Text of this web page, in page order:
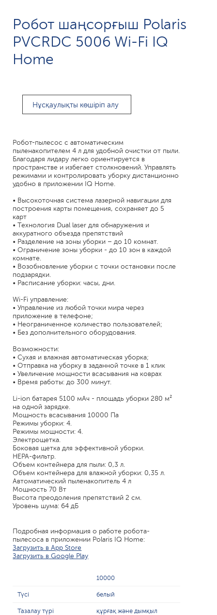
Робот шаңсорғыш Polaris
PVCRDC 5006 Wi-Fi IQ
Home
Нұсқаулықты көшіріп алу
Робот-пылесос с автоматическим
пыленакопителем 4 л для удобной очистки от пыли.
Благодаря лидару легко ориентируется в
пространстве и избегает столкновений. Управлять
режимами и контролировать уборку дистанционно
удобно в приложении IQ Home.
• Высокоточная система лазерной навигации для
построения карты помещения, сохраняет до 5
карт
• Технология Dual laser для обнаружения и
аккуратного объезда препятствий
• Разделение на зоны уборки – до 10 комнат.
• Ограничение зоны уборки - до 10 зон в каждой
комнате.
• Возобновление уборки с точки остановки после
подзарядки.
• Расписание уборки: часы, дни.
Wi-Fi управление:
• Управление из любой точки мира через
приложение в телефоне;
• Неограниченное количество пользователей;
• Без дополнительного оборудования.
Возможности:
• Сухая и влажная автоматическая уборка;
• Отправка на уборку в заданной точке в 1 клик
• Увеличение мощности всасывания на коврах
• Время работы: до 300 минут.
Li-ion батарея 5100 мАч - площадь уборки 280 м²
на одной зарядке.
Мощность всасывания 10000 Па
Режимы уборки: 4.
Режимы мощности: 4.
Электрощетка.
Боковая щетка для эффективной уборки.
НЕРА-фильтр.
Объем контейнера для пыли: 0,3 л.
Объем контейнера для влажной уборки: 0,35 л.
Автоматический пыленакопитель 4 л
Мощность 70 Вт
Высота преодоления препятствий 2 см.
Уровень шума: 64 дБ
Подробная информация о работе робота-
пылесоса в приложении Polaris IQ Home:
Загрузить в App Store
Загрузить в Google Play
10000
Түсі белый
Тазалау түрі құрғақ және дымқыл